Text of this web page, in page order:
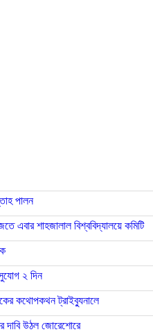
পালন
এবার শাহজালাল বিশ্ববিদ্যালয়ে কমিটি
২ দিন
কথোপকথন ট্রাইব্যুনালে
উঠল জোরেশোরে